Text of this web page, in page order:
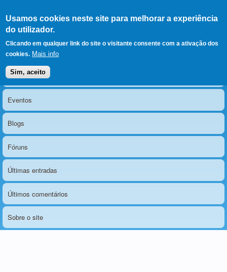
Usamos cookies neste site para melhorar a experiência
do utilizador.
Clicando em qualquer link do site o visitante consente com a ativação dos
cookies. Mais info
Sim, aceito
LERPARAVER , ir para a
página principal
O portal da visão diferente
Menu principal
Notícias
Eventos
Blogs
Fóruns
Últimas entradas
Últimos comentários
Sobre o site